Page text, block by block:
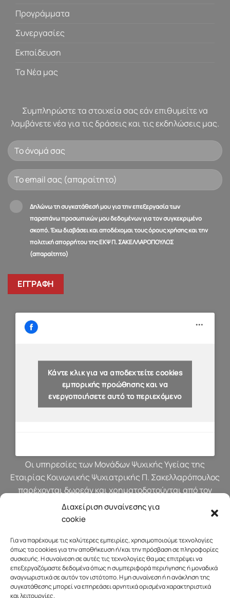
Διαχείριση συναίνεσης για
cookie
Για να παρέχουμε τις καλύτερες εμπειρίες, χρησιμοποιούμε τεχνολογίες
όπως τα cookies για την αποθήκευση ή/και την πρόσβαση σε πληροφορίες
συσκευής. Η συναίνεση σε αυτές τις τεχνολογίες θα μας επιτρέψει να
επεξεργαζόμαστε δεδομένα όπως η συμπεριφορά περιήγησης ή μοναδικά
αναγνωριστικά σε αυτόν τον ιστότοπο. Η μη συναίνεση ή η ανάκληση της
συγκατάθεσης μπορεί να επηρεάσει αρνητικά ορισμένα χαρακτηριστικά
και λειτουργίες.
Προγράμματα
Συνεργασίες
Εκπαίδευση
Τα Νέα μας
Συμπληρώστε τα στοιχεία σας εάν επιθυμείτε να
λαμβάνετε νέα για τις δράσεις και τις εκδηλώσεις μας.
Δηλώνω τη συγκατάθεσή μου για την επεξεργασία των
παραπάνω προσωπικών μου δεδομένων για τον συγκεκριμένο
σκοπό. Έχω διαβάσει και αποδέχομαι τους όρους χρήσης και την
πολιτική απορρήτου της ΕΚΨ Π. ΣΑΚΕΛΛΑΡΟΠΟΥΛΟΣ
(απαραίτητο)
Κάντε κλικ για να αποδεχτείτε cookies
εμπορικής προώθησης και να
ενεργοποιήσετε αυτό το περιεχόμενο
Οι υπηρεσίες των Μονάδων Ψυχικής Υγείας της
Εταιρίας Κοινωνικής Ψυχιατρικής Π. Σακελλαρόπουλος
παρέχονται δωρεάν και χρηματοδοτούνται από τον
προϋπολογισμό του Υπουργείου Υγείας.